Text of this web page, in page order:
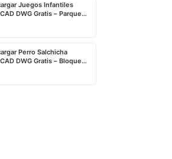
Juegos Infantiles
DWG Gratis – Parque
Perro Salchicha
DWG Gratis – Bloque